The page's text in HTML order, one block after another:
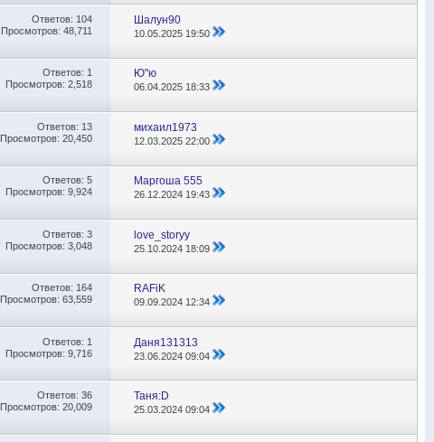
Ответов: 104
Просмотров: 48,711
Шалун90
10.05.2025 19:50
Ответов: 1
Просмотров: 2,518
Ю"ю
06.04.2025 18:33
Ответов: 13
Просмотров: 20,450
михаил1973
12.03.202522:00
Ответов: 5
Просмотров: 9,924
Маргоша 555
26.12.2024 19:43
Ответов: 3
Просмотров: 3,048
love_storyy
25.10.2024 18:09
Ответов: 164
Просмотров: 63,559
RAFiK
09.09.2024 12:34
Ответов: 1
Просмотров: 9,716
Даня131313
23.06.202409:04
Ответов: 36
Просмотров: 20,009
Таня:D
25.03.202409:04